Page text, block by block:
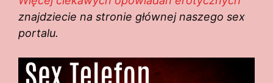
znajdziecie na stronie głównej naszego sex
portalu.